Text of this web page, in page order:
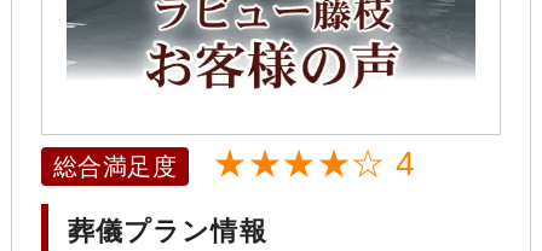
総合満足度 ★★★★☆ 4
葬儀プラン情報